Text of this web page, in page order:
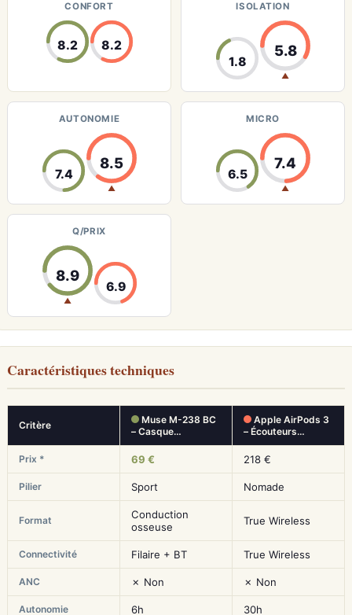
CONFORT
8.2 8.2
ISOLATION
1.8
5.8
▲
AUTONOMIE
7.4
8.5
▲
MICRO
6.5
7.4
▲
Q/PRIX
8.9
▲
6.9
Caractéristiques techniques
Critère
Muse M-238 BC
– Casque…
Apple AirPods 3
– Écouteurs…
Prix * 69 € 218 €
Pilier Sport Nomade
Format
Conduction
osseuse
True Wireless
Connectivité Filaire + BT True Wireless
ANC ✗ Non ✗ Non
Autonomie 6h 30h